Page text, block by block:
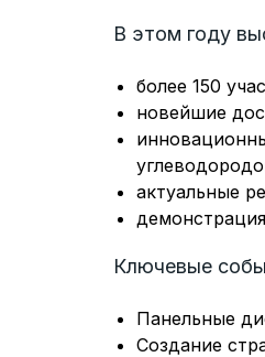
В этом году
более 150
новейшие
актуальные
Ключевые
Панельные
Создание